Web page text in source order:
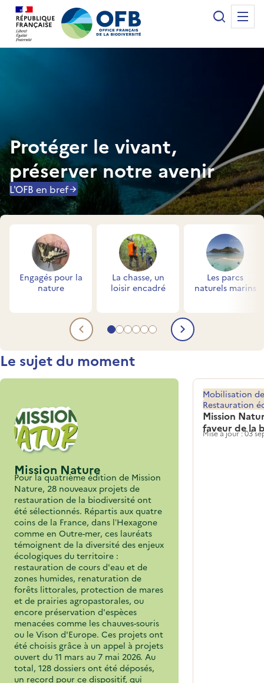
Office français de la biodiversité
Recherche
Protéger le vivant,
préserver notre avenir
L'OFB en bref
Accès rapides
Aller au contenu 1
Aller au contenu 2
Aller au contenu 3
Aller au contenu 4
Aller au contenu 5
Aller au contenu 6
Engagés pour la
nature
La chasse, un
loisir encadré
Les parcs
naturels marins
Contenu précédentContenu
Titre
Le sujet du moment
Mission Nature
Pour la quatrième édition de Mission
Nature, 28 nouveaux projets de
restauration de la biodiversité ont
été sélectionnés. Répartis aux quatre
coins de la France, dans l’Hexagone
comme en Outre-mer, ces lauréats
témoignent de la diversité des enjeux
écologiques du territoire :
restauration de cours d'eau et de
zones humides, renaturation de
forêts littorales, protection de mares
et de prairies agropastorales, ou
encore préservation d'espèces
menacées comme les chauves-souris
ou le Vison d'Europe. Ces projets ont
été choisis grâce à un appel à projets
ouvert du 11 mars au 7 mai 2026. Au
total, 128 dossiers ont été déposés,
un record pour ce dispositif, qui
Mission
faveur de la
Mobilisation
Restauration
Mise à jour : 03
Panneau de gestion des cookies